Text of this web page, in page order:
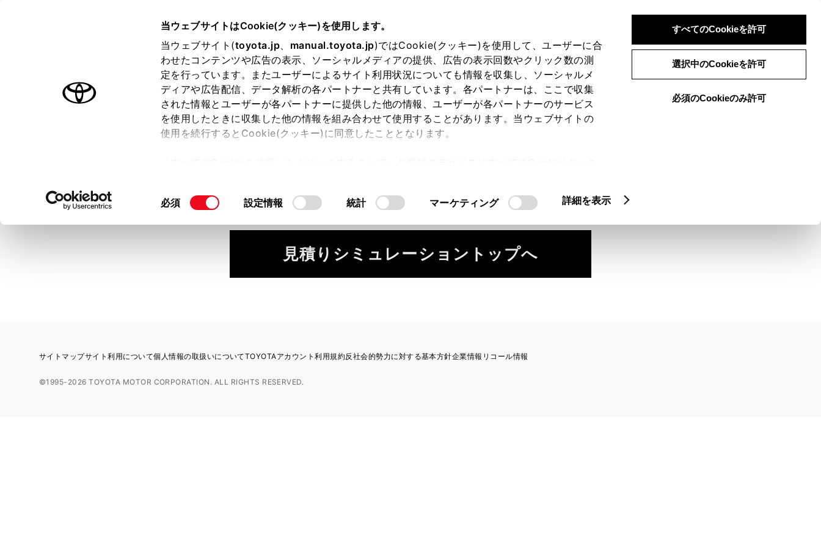
当ウェブサイトはCookie(クッキー)を使用します。
当ウェブサイト(toyota.jp、 manual.toyota.jp)ではCookie(クッキー)を使用して、ユーザーに合
わせたコンテンツや広告の表示、ソーシャルメディアの提供、広告の表示回数やクリック数の測
定を行っています。またユーザーによるサイト利用状況についても情報を収集し、ソーシャルメ
ディアや広告配信、データ解析の各パートナーと共有しています。各パートナーは、ここで収集
された情報とユーザーが各パートナーに提供した他の情報、ユーザーが各パートナーのサービス
を使用したときに収集した他の情報を組み合わせて使用することがあります。当ウェブサイトの
使用を続行するとCookie(クッキー)に同意したこととなります。
て」をご覧ください。
同
必須 設定情報 統計 マーケティング 詳細を表示
すべてのCookieを許可
選択中のCookieを許可
必須のCookieのみ許可
ログイン 検索 メニュー
オーナーサポート トピックス
見積りシミュレーション
見積りシミュレーショントップへ
サイトマップサイト利用について個人情報の取扱いについてTOYOTAアカウント利用規約反社会的勢力に対する基本方針企業情報 リコール情報
©1995-2026 TOYOTA MOTOR CORPORATION. ALL RIGHTS RESERVED.